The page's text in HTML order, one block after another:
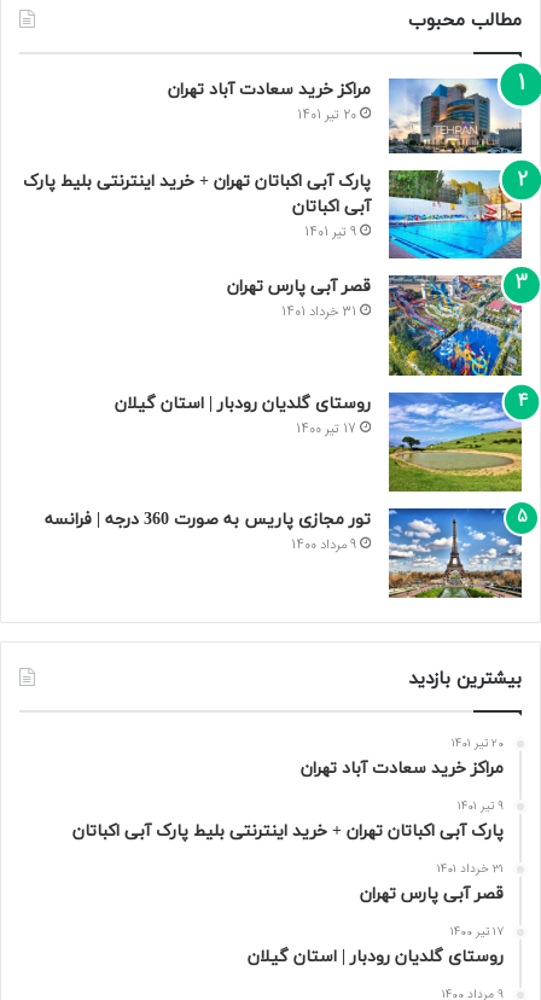
مطالب محبوب
مراکز خرید سعادت‌ آباد تهران
20 تیر 1401
پارک آبی اکباتان تهران + خرید اینترنتی بلیط پارک
آبی اکباتان
9 تیر 1401
قصر آبی پارس تهران
31 خرداد 1401
روستای گلدیان رودبار | استان گیلان
17 تیر 1400
تور مجازی پاریس به صورت 360 درجه | فرانسه
9 مرداد 1400
بیشترین بازدید
20 تیر 1401
مراکز خرید سعادت‌ آباد تهران
9 تیر 1401
پارک آبی اکباتان تهران + خرید اینترنتی بلیط پارک آبی اکباتان
31 خرداد 1401
قصر آبی پارس تهران
17 تیر 1400
روستای گلدیان رودبار | استان گیلان
9 مرداد 1400